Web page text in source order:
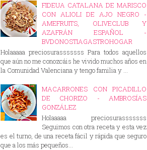
FIDEUA CATALANA DE MARISCO
CON ALIOLI DE AJO NEGRO -
AMEFRUITS, OLIVECLUB Y
AZAFRÁN ESPAÑOL -
BVDONOSTIAGASTROHOGAR
Holaaaaa preciosurasssssss Para todos aquellos
que aún no me conozcáis he vivido muchos años en
la Comunidad Valenciana y tengo familia y ...
MACARRONES CON PICADILLO
DE CHORIZO - AMBROSÍAS
GONZÁLEZ
Holaaaaa preciosurasssssss
Seguimos con otra receta y esta vez
es el turno, de una receta fácil y rápida que seguro
que a los más pequeños...